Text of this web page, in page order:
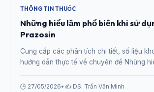
THÔNG TIN THUỐC
Những hiểu lầm phổ biến khi sử
Prazosin
Cung cấp các phân tích chi tiết, số liệu
hướng dẫn thực tế về chuyên đề Những
🕒 27/05/2026• ✍️ DS. Trần Văn Minh